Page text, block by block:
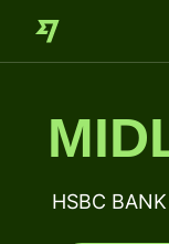
HSBC